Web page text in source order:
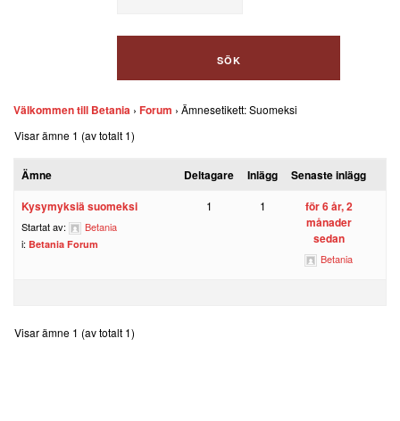
Välkommen till Betania › Forum › Ämnesetikett: Suomeksi
Visar ämne 1 (av totalt 1)
Ämne Deltagare Inlägg
Senaste inlägg
Kysymyksiä suomeksi
Startat av:
Betania
i: Betania Forum
1 1
för 6 år, 2
månader
sedan
Betania
Visar ämne 1 (av totalt 1)